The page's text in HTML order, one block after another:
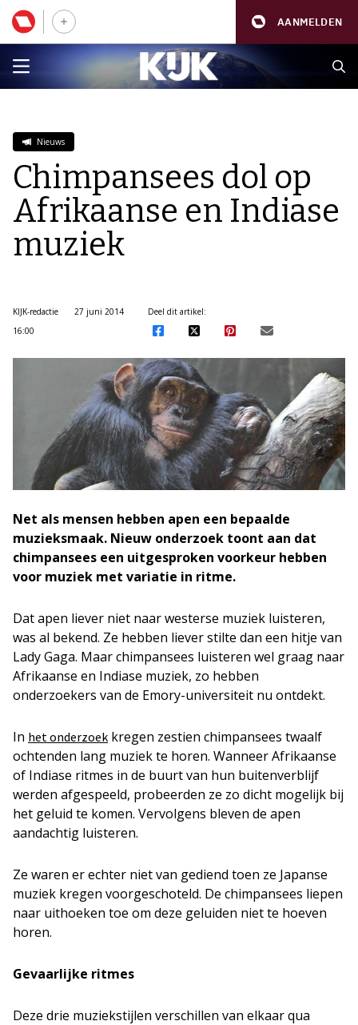
AANMELDEN
Nieuws
Chimpansees dol op
Afrikaanse en Indiase
muziek
KIJK-redactie
27 juni 2014
16:00
Deel dit artikel:
Net als mensen hebben apen een bepaalde
muzieksmaak. Nieuw onderzoek toont aan dat
chimpansees een uitgesproken voorkeur hebben
voor muziek met variatie in ritme.
Dat apen liever niet naar westerse muziek luisteren,
was al bekend. Ze hebben liever stilte dan een hitje van
Lady Gaga. Maar chimpansees luisteren wel graag naar
Afrikaanse en Indiase muziek, zo hebben
onderzoekers van de Emory-universiteit nu ontdekt.
In het onderzoek kregen zestien chimpansees twaalf
ochtenden lang muziek te horen. Wanneer Afrikaanse
of Indiase ritmes in de buurt van hun buitenverblijf
werden afgespeeld, probeerden ze zo dicht mogelijk bij
het geluid te komen. Vervolgens bleven de apen
aandachtig luisteren.
Ze waren er echter niet van gediend toen ze Japanse
muziek kregen voorgeschoteld. De chimpansees liepen
naar uithoeken toe om deze geluiden niet te hoeven
horen.
Gevaarlijke ritmes
Deze drie muziekstijlen verschillen van elkaar qua